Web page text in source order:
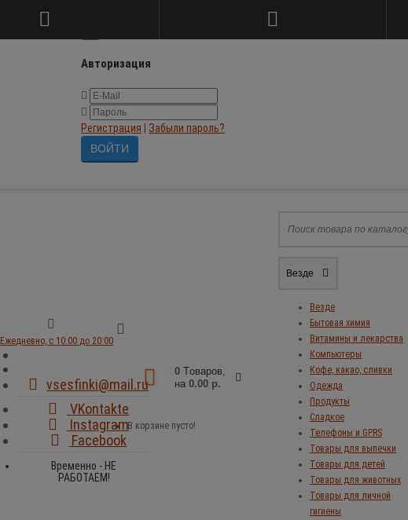
Авторизация
Регистрация Забыли пароль?
Ежедневно, с 10:00 до 20:00
vsesfinki@mail.ru
VKontakte
Instagram
Facebook
Временно - НЕ
РАБОТАЕМ!
0 Tоваров,
на 0.00 р.
В корзине пусто!
Везде
Везде
Бытовая химия
Витамины и лекарства
Компьютеры
Кофе, какао, сливки
Одежда
Продукты
Сладкое
Телефоны и GPRS
Товары для выпечки
Товары для детей
Товары для животных
Товары для личной
гигиены